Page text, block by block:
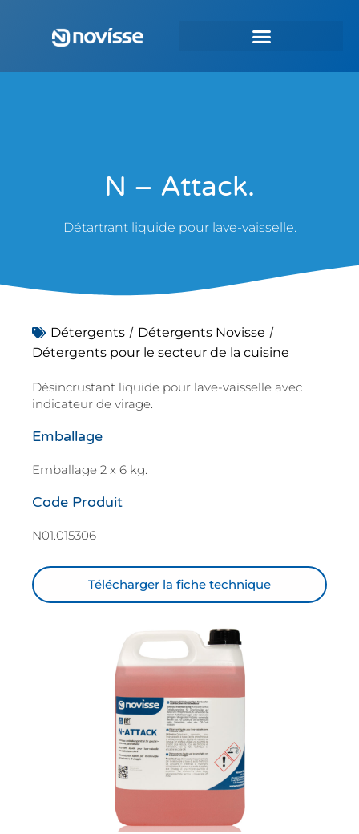
N – Attack.
Détartrant liquide pour lave-vaisselle.
Détergents / Détergents Novisse /
Détergents pour le secteur de la cuisine
Désincrustant liquide pour lave-vaisselle avec
indicateur de virage.
Emballage
Emballage 2 x 6 kg.
Code Produit
N01.015306
Télécharger la fiche technique